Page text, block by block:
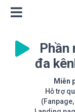
Phần
đa
Miễn
Hỗ trợ